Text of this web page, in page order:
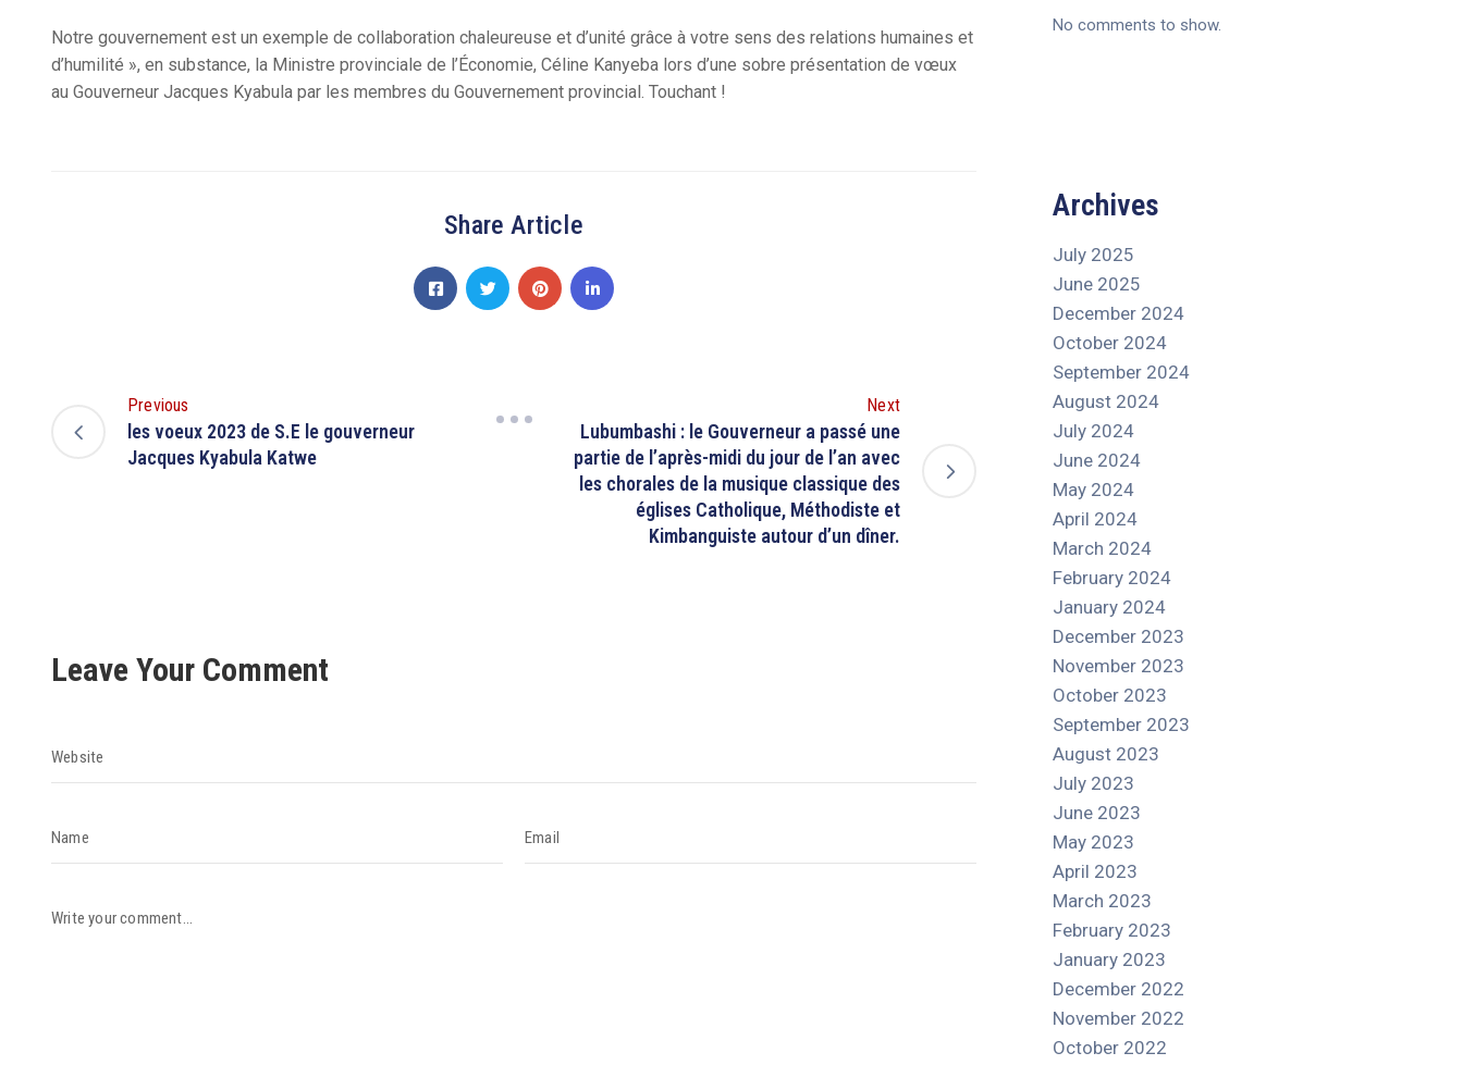
Notre gouvernement est un exemple de collaboration chaleureuse et d’unité grâce à votre sens des relations humaines et
d’humilité », en substance, la Ministre provinciale de l’Économie, Céline Kanyeba lors d’une sobre présentation de vœux
au Gouverneur Jacques Kyabula par les membres du Gouvernement provincial. Touchant !
Share Article
Previous
les voeux 2023 de S.E le gouverneur
Jacques Kyabula Katwe
Next
Lubumbashi : le Gouverneur a passé une
partie de l’après-midi du jour de l’an avec
les chorales de la musique classique des
églises Catholique, Méthodiste et
Kimbanguiste autour d’un dîner.
Leave Your Comment
No comments to show.
Archives
July 2025
June 2025
December 2024
October 2024
September 2024
August 2024
July 2024
June 2024
May 2024
April 2024
March 2024
February 2024
January 2024
December 2023
November 2023
October 2023
September 2023
August 2023
July 2023
June 2023
May 2023
April 2023
March 2023
February 2023
January 2023
December 2022
November 2022
October 2022